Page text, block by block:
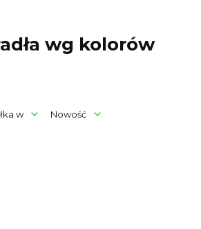
wg kolorów
w Nowość